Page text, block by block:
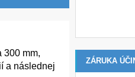
300 mm,
a následnej
ZÁRUKA